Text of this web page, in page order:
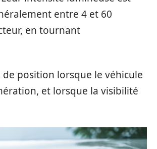
entre 4 et 60
en tournant
position lorsque le véhicule
et lorsque la visibilité